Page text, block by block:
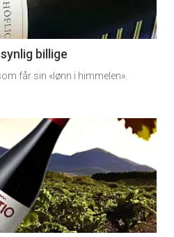
billige
får sin «lønn i himmelen».